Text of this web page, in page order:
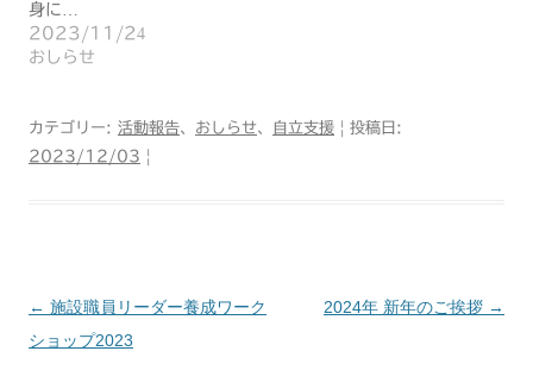
身に…
2023/11/24
おしらせ
カテゴリー: 活動報告、 おしらせ、 自立支援 | 投稿日:
2023/12/03 |
投
← 施設職員リーダー養成ワーク
ショップ2023
2024年 新年のご挨拶 →